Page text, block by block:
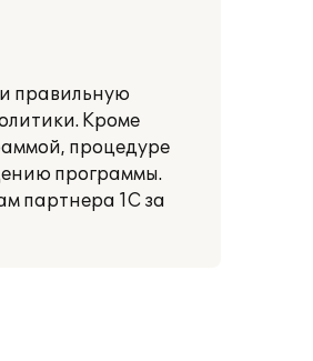
правильную
Кроме
процедуре
программы.
партнера 1С за